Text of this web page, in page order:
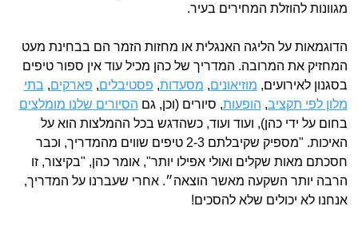
מגוונות להוזלת המחירים בעיר.
הדוגמאות על הליגה האנגלית או מחזות הזמר הם בבחינת מעט
המחזיק את המרובה. המדריך של כהן מכיל עוד אין ספור טיפים
בסגנון לאירועים, מוזיאונים, מסעדות, פסטיבלים, פארקים, בתי
מלון לפי תקציב, הופעות, סיורים (וכן, גם הסיורים שלנו מומלצים
בחום על ידי כהן), ועוד ועוד, כשהדגש בכל ההמלצות הוא על
האיכות. "מספיק שקיבלתם 2-3 טיפים שווים מהמדריך, וכבר
חסכתם מאות שקלים ואולי אפילו יותר", אומר כהן, "בקיצור, זו
הרבה יותר השקעה מאשר הוצאה״. אחרי שעברנו על המדריך,
אנחנו לא יכולים שלא להסכים!